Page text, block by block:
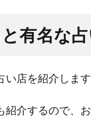
有名な
店を紹介します
介するので、